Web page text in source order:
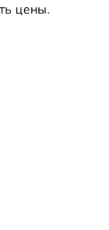
цены.